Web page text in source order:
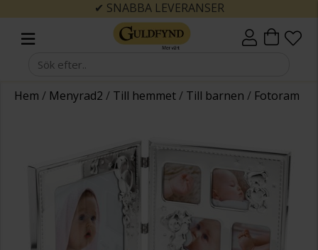
✔ SNABBA LEVERANSER
Hem / Menyrad2 / Till hemmet/ Till barnen / Fotoram